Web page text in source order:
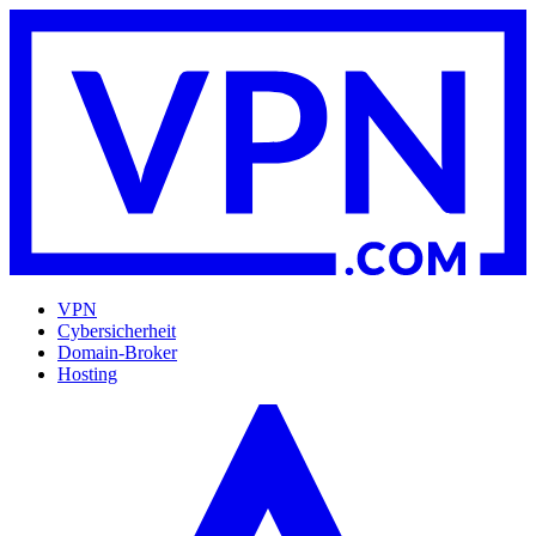
VPN
Cybersicherheit
Domain-Broker
Hosting